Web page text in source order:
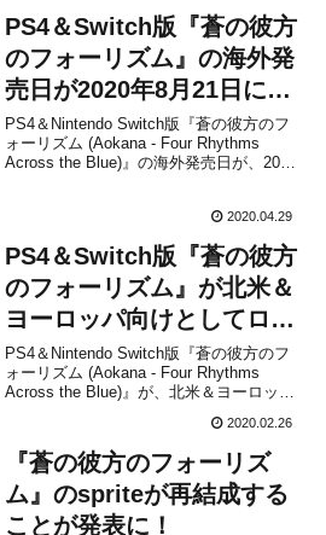
PS4＆Switch版『蒼の彼方
のフォーリズム』の海外発
売日が2020年8月21日に決
定！
PS4＆Nintendo Switch版『蒼の彼方のフ
ォーリズム (Aokana - Four Rhythms
Across the Blue)』の海外発売日が、2020
2020.04.29
PS4＆Switch版『蒼の彼方
のフォーリズム』が北米＆
ヨーロッパ向けとしてロー
カライズされることが決
定！
PS4＆Nintendo Switch版『蒼の彼方のフ
ォーリズム (Aokana - Four Rhythms
Across the Blue)』が、北米＆ヨーロッパ
ことがPQubeとNekoNyanから発表されま
した。リリース時期は、2020...
2020.02.26
『蒼の彼方のフォーリズ
ム』のspriteが再結成する
ことが発表に！